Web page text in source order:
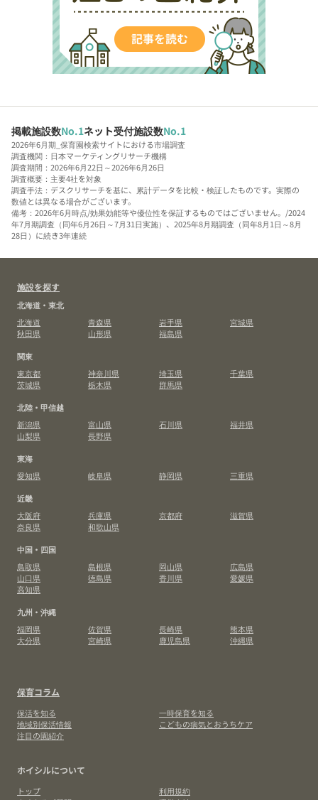
掲載施設数No.1ネット受付施設数No.1
2026年6月期_保育園検索サイトにおける市場調査
調査機関：日本マーケティングリサーチ機構
調査期間：2026年6月22日～2026年6月26日
調査概要：主要4社を対象
調査手法：デスクリサーチを基に、累計データを比較・検証したものです。実際の
数値とは異なる場合がございます。
備考：2026年6月時点/効果効能等や優位性を保証するものではございません。/2024
年7月期調査（同年6月26日～7月31日実施）、2025年8月期調査（同年8月1日～8月
28日）に続き3年連続
施設を探す
北海道・東北
北海道
青森県 岩手県
宮城県
秋田県
山形県
福島県
関東
東京都
神奈川県 埼玉県
千葉県
茨城県
栃木県
群馬県
北陸・甲信越
新潟県
富山県 石川県
福井県
山梨県
長野県
東海
愛知県
岐阜県 静岡県
三重県
近畿
大阪府
兵庫県 京都府
滋賀県
奈良県
和歌山県
中国・四国
鳥取県
島根県 岡山県
広島県
山口県
徳島県 香川県
愛媛県
高知県
九州・沖縄
福岡県
佐賀県 長崎県
熊本県
大分県
宮崎県 鹿児島県 沖縄県
保育コラム
保活を知る
一時保育を知る
地域別保活情報
こどもの病気とおうちケア
注目の園紹介
ホイシルについて
トップ
利用規約